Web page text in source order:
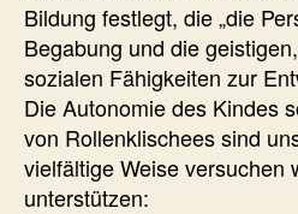
Bildung festlegt, die „die
Begabung und die
sozialen Fähigkeiten zur
Die Autonomie des Kindes
von Rollenklischees sind
vielfältige Weise versuchen
unterstützen: